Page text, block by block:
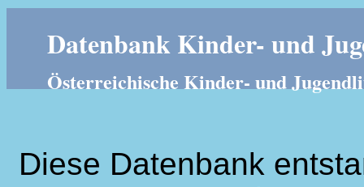
Datenbank Kinder- und
Österreichische Kinder- und
Diese Datenbank